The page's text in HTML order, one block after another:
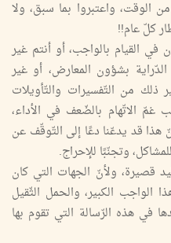
الوقت، واعتبروا بما سبق، ولا
كلّ عام!!
القيام بالواجب، أو أنتم غير
بشؤون المعارض، أو غير
ذلك من التّفسيرات والتّأويلات
الاتّهام بالضّعف في الأداء،
هذا قد يدعّنا دعًا إلى التّوقّف عن
وتجنّبًا للإحراج.
قصيرة، ولأنّ الجهات التي كان
الواجب الكبير، والحمل الثّقيل
في هذه الرّسالة التي تقوم بها